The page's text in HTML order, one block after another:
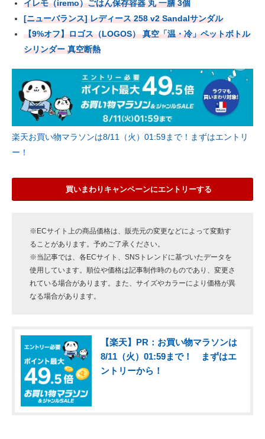
イレモ（iremo）ごはん保存容器 丸 一膳 3個
[ニューバランス] レディース 258 v2 Sandalサンダル
【9%オフ】ロゴス（LOGOS） 真空「温・冷」ペットボトル
シリンダー 真空断熱
楽天お買い物マラソンは8/11（火）01:59まで！まずはエントリ
ー！
買いまわりキャンペーンにエントリーする
※ECサイト上の商品価格は、販売元の変更などによって変動す
ることがあります。予めご了承ください。
※当記事では、各ECサイト、SNSトレンドに基づいたデータを
使用しています。順位や価格は記事制作時のものであり、変更さ
れている場合があります。また、サイズやカラーにより価格が異
なる場合があります。
【楽天】PR：お買い物マラソンは
8/11（火）01:59まで！ まずはエ
ントリーから！